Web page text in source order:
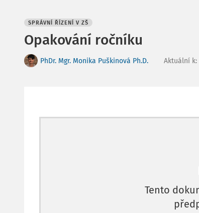
SPRÁVNÍ ŘÍZENÍ V ZŠ
Opakování ročníku
PhDr. Mgr. Monika Puškinová Ph.D. Aktuální k:
Tento